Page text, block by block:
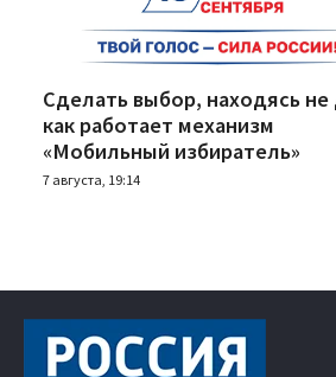
Сделать выбор, находясь
как работает механизм
«Мобильный избиратель»
7 августа, 19:14